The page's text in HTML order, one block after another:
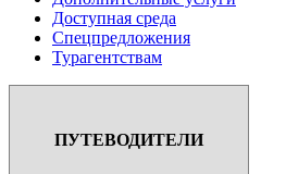
Доступная среда
Спецпредложения
Турагентствам
ПУТЕВОДИТЕЛИ